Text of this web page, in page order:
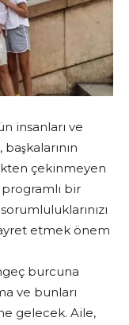
insanları ve
çekinmeyen
bir
etmek önem
burcuna
ve bunları
gelecek. Aile,